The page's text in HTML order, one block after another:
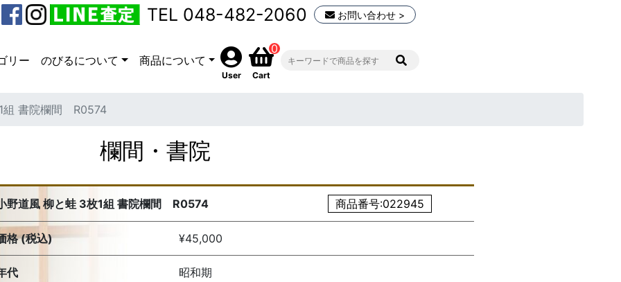
TEL 048-482-2060 お問い合わせ >
リー のびるについて 商品について
User
0
Cart
組 書院欄間 R0574
欄間・書院
野道風 柳と蛙 3枚1組 書院欄間 R0574 商品番号:022945
格 (税込) ¥45,000
代 昭和期